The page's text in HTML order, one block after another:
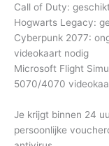
Call of Duty: geschikt
Hogwarts Legacy:
Cyberpunk 2077:
videokaart nodig
Microsoft Flight
5070/4070
Je krijgt binnen 24
persoonlijke